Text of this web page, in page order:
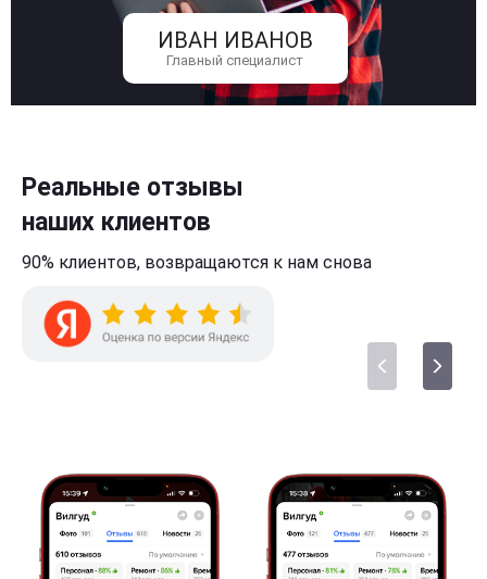
ИВАН ИВАНОВ
Главный специалист
Реальные отзывы
наших клиентов
90% клиентов, возвращаются к нам снова